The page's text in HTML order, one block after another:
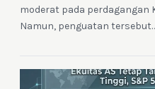
moderat pada perdagangan
Namun, penguatan